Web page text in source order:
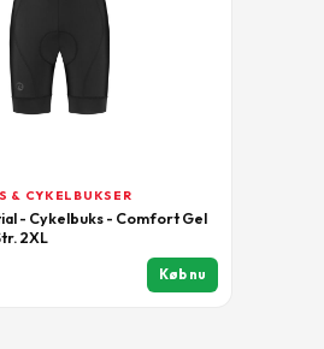
& CYKELBUKSER
- Cykelbuks - Comfort Gel
2XL
Køb nu